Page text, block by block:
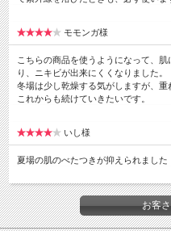
モモンガ様
こちらの商品を使うようになって、
り、ニキビが出来にくくなりました。
冬場は少し乾燥する気がしますが、重
これからも続けていきたいです。
いし様
夏場の肌のべたつきが抑えられました
お客